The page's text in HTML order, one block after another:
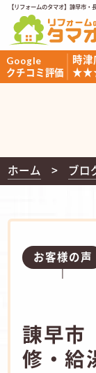
【リフォームのタマオ】諫早市
Google
クチコミ評価
時津
ホーム ブロ
お客様の声
諌早
修・給